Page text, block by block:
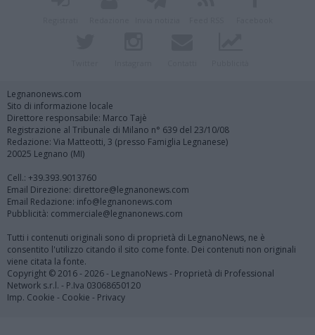
Legnanonews.com
Sito di informazione locale
Direttore responsabile: Marco Tajè
Registrazione al Tribunale di Milano n° 639 del 23/10/08
Redazione: Via Matteotti, 3 (presso Famiglia Legnanese)
20025 Legnano (MI)
Cell.: +39.393.9013760
Email Direzione: direttore@legnanonews.com
Email Redazione: info@legnanonews.com
Pubblicità: commerciale@legnanonews.com
Tutti i contenuti originali sono di proprietà di LegnanoNews, ne è
consentito l'utilizzo citando il sito come fonte. Dei contenuti non originali
viene citata la fonte.
Copyright © 2016 - 2026 - LegnanoNews - Proprietà di Professional
Network s.r.l. - P.Iva 03068650120
Imp. Cookie - Cookie - Privacy